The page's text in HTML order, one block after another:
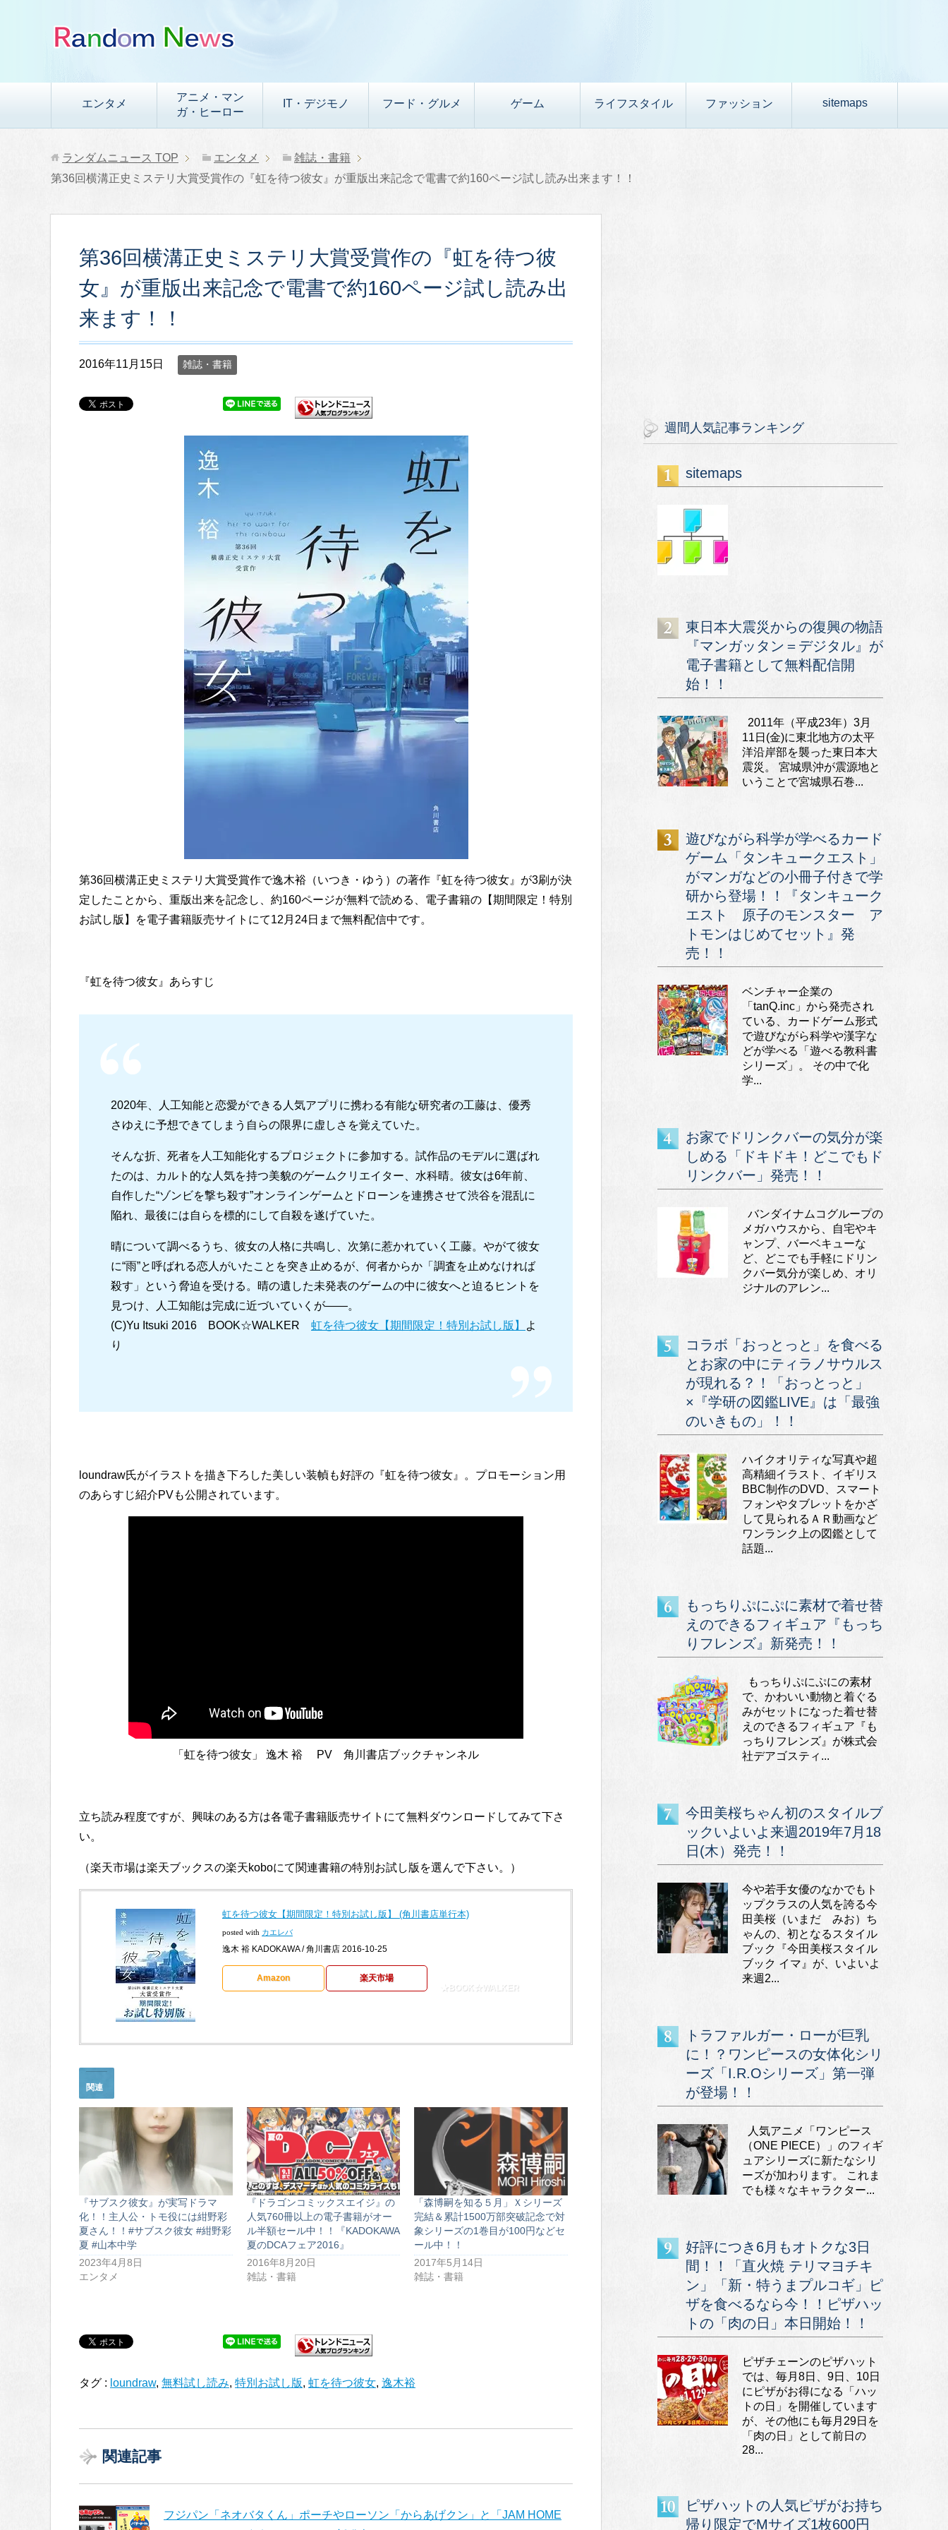
エンタメ
アニメ・マン
ガ・ヒーロー
IT・デジモノ フード・グルメ ゲーム ライフスタイル ファッション sitemaps
ランダムニュース TOP エンタメ
雑誌・書籍
第36回横溝正史ミステリ大賞受賞作の『虹を待つ彼女』が重版出来記念で電書で約160ページ試し読み出来ます！！
第36回横溝正史ミステリ大賞受賞作の『虹を待つ彼
女』が重版出来記念で電書で約160ページ試し読み出
来ます！！
2016年11月15日 雑誌・書籍
第36回横溝正史ミステリ大賞受賞作で逸木裕（いつき・ゆう）の著作『虹を待つ彼女』が3刷が決
定したことから、重版出来を記念し、約160ページが無料で読める、電子書籍の【期間限定！特別
お試し版】を電子書籍販売サイトにて12月24日まで無料配信中です。
『虹を待つ彼女』あらすじ
2020年、人工知能と恋愛ができる人気アプリに携わる有能な研究者の工藤は、優秀
さゆえに予想できてしまう自らの限界に虚しさを覚えていた。
そんな折、死者を人工知能化するプロジェクトに参加する。試作品のモデルに選ばれ
たのは、カルト的な人気を持つ美貌のゲームクリエイター、水科晴。彼女は6年前、
自作した“ゾンビを撃ち殺す”オンラインゲームとドローンを連携させて渋谷を混乱に
陥れ、最後には自らを標的にして自殺を遂げていた。
晴について調べるうち、彼女の人格に共鳴し、次第に惹かれていく工藤。やがて彼女
に“雨”と呼ばれる恋人がいたことを突き止めるが、何者からか「調査を止めなければ
殺す」という脅迫を受ける。晴の遺した未発表のゲームの中に彼女へと迫るヒントを
見つけ、人工知能は完成に近づいていくが――。
(C)Yu Itsuki 2016 BOOK☆WALKER 虹を待つ彼女【期間限定！特別お試し版】
よ
り
loundraw氏がイラストを描き下ろした美しい装幀も好評の『虹を待つ彼女』。プロモーション用
のあらすじ紹介PVも公開されています。
「虹を待つ彼女」 逸木 裕 PV 角川書店ブックチャンネル
立ち読み程度ですが、興味のある方は各電子書籍販売サイトにて無料ダウンロードしてみて下さ
い。
（楽天市場は楽天ブックスの楽天koboにて関連書籍の特別お試し版を選んで下さい。）
虹を待つ彼女【期間限定！特別お試し版】 (角川書店単行本)
posted with カエレバ
逸木 裕 KADOKAWA / 角川書店 2016-10-25
Amazon
楽天市場
★BOOK☆WALKER
関連
『サブスク彼女』が実写ドラマ
化！！主人公・トモ役には紺野彩
夏さん！！#サブスク彼女 #紺野彩
夏 #山本中学
2023年4月8日
エンタメ
『ドラゴンコミックスエイジ』の
人気760冊以上の電子書籍がオー
ル半額セール中！！『KADOKAWA
夏のDCAフェア2016』
2016年8月20日
雑誌・書籍
「森博嗣を知る５月」Ｘシリーズ
完結＆累計1500万部突破記念で対
象シリーズの1巻目が100円などセ
ール中！！
2017年5月14日
雑誌・書籍
タグ : loundraw, 無料試し読み, 特別お試し版, 虹を待つ彼女, 逸木裕
関連記事
フジパン「ネオバタくん」ポーチやローソン「からあげクン」と「JAM HOME
週間人気記事ランキング
sitemaps
東日本大震災からの復興の物語
『マンガッタン＝デジタル』が
電子書籍として無料配信開
始！！
2011年（平成23年）3月
11日(金)に東北地方の太平
洋沿岸部を襲った東日本大
震災。 宮城県沖が震源地と
いうことで宮城県石巻...
遊びながら科学が学べるカード
ゲーム「タンキュークエスト」
がマンガなどの小冊子付きで学
研から登場！！『タンキューク
エスト 原子のモンスター ア
トモンはじめてセット』発
売！！
ベンチャー企業の
「tanQ.inc」から発売され
ている、カードゲーム形式
で遊びながら科学や漢字な
どが学べる「遊べる教科書
シリーズ」。 その中で化
学...
お家でドリンクバーの気分が楽
しめる「ドキドキ！どこでもド
リンクバー」発売！！
バンダイナムコグループの
メガハウスから、自宅やキ
ャンプ、バーベキューな
ど、どこでも手軽にドリン
クバー気分が楽しめ、オリ
ジナルのアレン...
コラボ「おっとっと」を食べる
とお家の中にティラノサウルス
が現れる？！「おっとっと」
×『学研の図鑑LIVE』は「最強
のいきもの」！！
ハイクオリティな写真や超
高精細イラスト、イギリス
BBC制作のDVD、スマート
フォンやタブレットをかざ
して見られるＡＲ動画など
ワンランク上の図鑑として
話題...
もっちりぷにぷに素材で着せ替
えのできるフィギュア『もっち
りフレンズ』新発売！！
もっちりぷにぷにの素材
で、かわいい動物と着ぐる
みがセットになった着せ替
えのできるフィギュア『も
っちりフレンズ』が株式会
社デアゴスティ...
今田美桜ちゃん初のスタイルブ
ックいよいよ来週2019年7月18
日(木）発売！！
今や若手女優のなかでもト
ップクラスの人気を誇る今
田美桜（いまだ みお）ち
ゃんの、初となるスタイル
ブック『今田美桜スタイル
ブック イマ』が、いよいよ
来週2...
トラファルガー・ローが巨乳
に！？ワンピースの女体化シリ
ーズ「I.R.Oシリーズ」第一弾
が登場！！
人気アニメ「ワンピース
（ONE PIECE）」のフィギ
ュアシリーズに新たなシリ
ーズが加わります。 これま
でも様々なキャラクター...
好評につき6月もオトクな3日
間！！「直火焼 テリマヨチキ
ン」「新・特うまプルコギ」ピ
ザを食べるなら今！！ピザハッ
トの「肉の日」本日開始！！
ピザチェーンのピザハット
では、毎月8日、9日、10日
にピザがお得になる「ハッ
トの日」を開催しています
が、その他にも毎月29日を
「肉の日」として前日の
28...
ピザハットの人気ピザがお持ち
帰り限定でMサイズ1枚600円